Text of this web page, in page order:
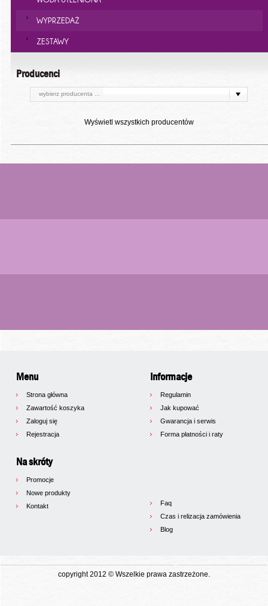
WYPRZEDAŻ
ZESTAWY
Producenci
wybierz producenta ...
Wyświetl wszystkich producentów
Menu
Strona główna
Zawartość koszyka
Zaloguj się
Rejestracja
Na skróty
Promocje
Nowe produkty
Kontakt
Informacje
Regulamin
Jak kupować
Gwarancja i serwis
Forma płatności i raty
Faq
Czas i relizacja zamówienia
Blog
copyright 2012 © Wszelkie prawa zastrzeżone.